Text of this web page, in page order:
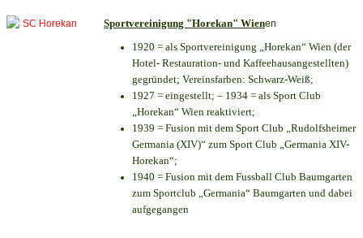
Sportvereinigung "Horekan" Wienen
1920 = als Sportvereinigung „Horekan“ Wien (der
Hotel- Restauration- und Kaffeehausangestellten)
gegründet; Vereinsfarben: Schwarz-Weiß;
1927 = eingestellt; – 1934 = als Sport Club
„Horekan“ Wien reaktiviert;
1939 = Fusion mit dem Sport Club „Rudolfsheimer
Germania (XIV)“ zum Sport Club „Germania XIV-
Horekan“;
1940 = Fusion mit dem Fussball Club Baumgarten
zum Sportclub „Germania“ Baumgarten und dabei
aufgegangen